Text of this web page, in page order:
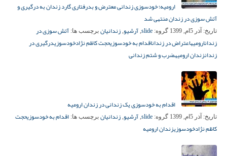
ارومیه؛ خودسوزی زندانی معترض و بدرفتاری گارد زندان به درگیری و
آتش سوزی در زندان منتهی شد
تاریخ: آذر 5ام, 1399 گروه: slide
, آرشیو, زندانیان برچسب ها: آتش سوزی در
زندانارومیهاعتراض در زنداناقدام به خودسوزیحجت کاظم نژادخودسوزیدرگیری در
زندانزندان ارومیهضرب و شتم زندانی
اقدام به خودسوزی یک زندانی در زندان ارومیه
تاریخ: آذر 5ام, 1399 گروه: slide
, آرشیو, زندانیان برچسب ها: اقدام به خودسوزیحجت
کاظم نژادخودسوزیزندان ارومیه